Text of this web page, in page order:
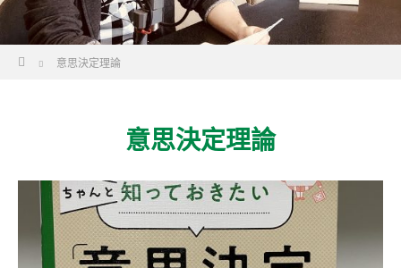
Home
意思決定理論
意思決定理論